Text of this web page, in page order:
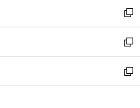
ド
ウ
で
開
く
ィ
ン
ド
ウ
で
開
い
ウ
ィ
ン
ド
ウ
新
し
い
ウ
ィ
ン
新
し
い
ウ
新
し